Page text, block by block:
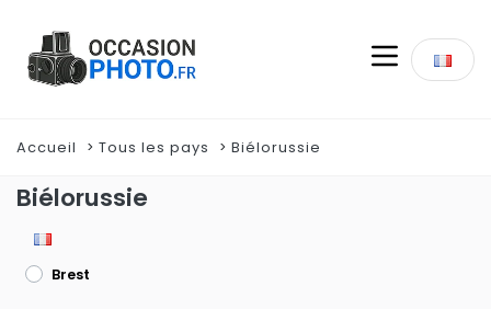
Accueil Tous les pays Biélorussie
Biélorussie
Brest